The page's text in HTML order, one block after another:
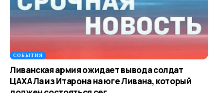
СОБЫТИЯ
Ливанская армия ожидает вывода солдат
ЦАХАЛа из Итарона на юге Ливана, который